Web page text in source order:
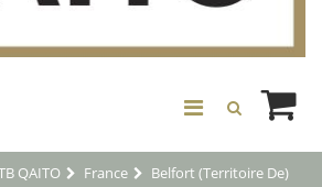
QAITO France Belfort (Territoire De)